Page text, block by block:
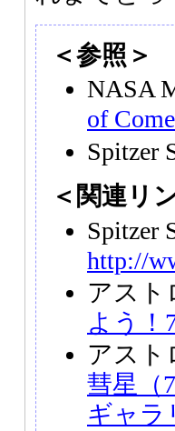
＜参照＞
NASA
of
Spitzer
＜関連リ
Spitzer
http://
アスト
よう！
アスト
彗星（
ギャラ